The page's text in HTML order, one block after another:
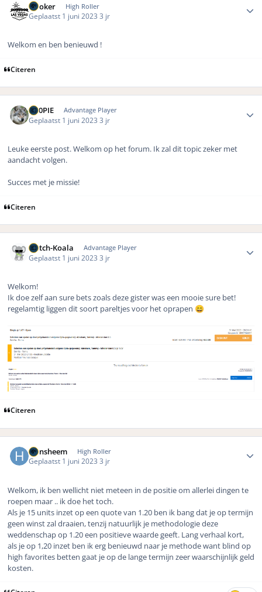
Dooker High Roller
Geplaatst 1 juni 2023 3 jr
Welkom en ben benieuwd !
Citeren
D00PIE Advantage Player
Geplaatst 1 juni 2023 3 jr
Leuke eerste post. Welkom op het forum. Ik zal dit topic zeker met
aandacht volgen.
Succes met je missie!
Citeren
Dutch-Koala Advantage Player
Geplaatst 1 juni 2023 3 jr
Welkom!
Ik doe zelf aan sure bets zoals deze gister was een mooie sure bet!
regelamtig liggen dit soort pareltjes voor het oprapen 😄
Citeren
Hansheem High Roller
Geplaatst 1 juni 2023 3 jr
Welkom, ik ben wellicht niet meteen in de positie om allerlei dingen te
roepen maar .. ik doe het toch.
Als je 15 units inzet op een quote van 1.20 ben ik bang dat je op termijn
geen winst zal draaien, tenzij natuurlijk je methodologie deze
weddenschap op 1.20 een positieve waarde geeft. Lang verhaal kort,
als je op 1,20 inzet ben ik erg benieuwd naar je methode want blind op
high favorites betten gaat je op de lange termijn zeer waarschijnlijk geld
kosten.